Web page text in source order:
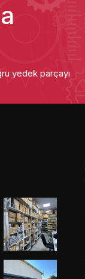
yedek parçayı